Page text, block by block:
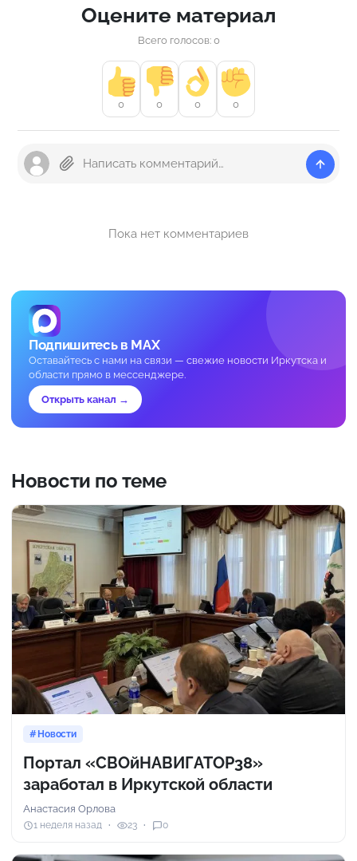
Оцените материал
Всего голосов: 0
0 0 0 0
Пока нет комментариев
Подпишитесь в MAX
Оставайтесь с нами на связи — свежие новости Иркутска и
области прямо в мессенджере.
Открыть канал →
Новости по теме
Новости
Портал «СВОйНАВИГАТОР38»
заработал в Иркутской области
Анастасия Орлова
1 неделя назад 23 0